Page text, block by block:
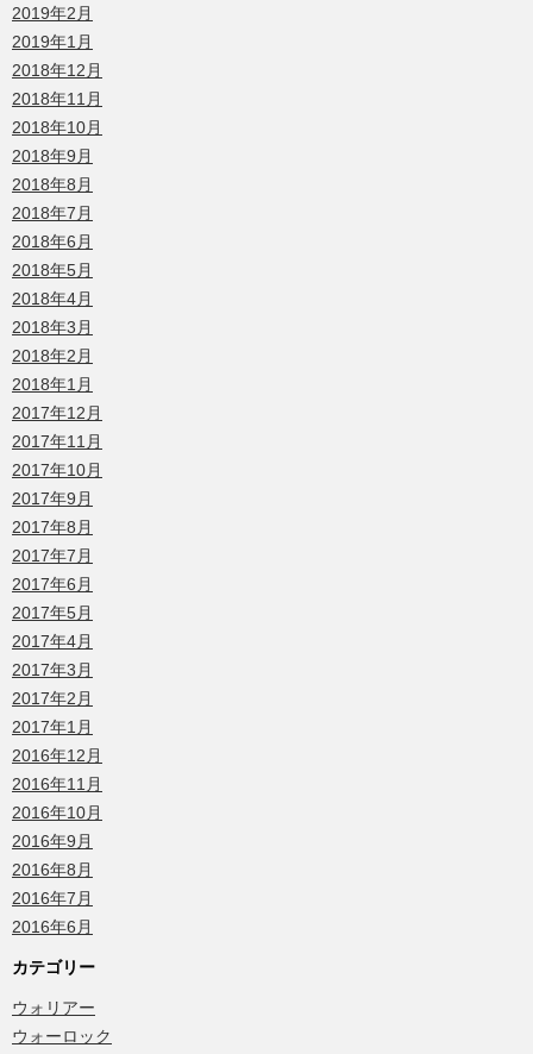
2019年2月
2019年1月
2018年12月
2018年11月
2018年10月
2018年9月
2018年8月
2018年7月
2018年6月
2018年5月
2018年4月
2018年3月
2018年2月
2018年1月
2017年12月
2017年11月
2017年10月
2017年9月
2017年8月
2017年7月
2017年6月
2017年5月
2017年4月
2017年3月
2017年2月
2017年1月
2016年12月
2016年11月
2016年10月
2016年9月
2016年8月
2016年7月
2016年6月
カテゴリー
ウォリアー
ウォーロック